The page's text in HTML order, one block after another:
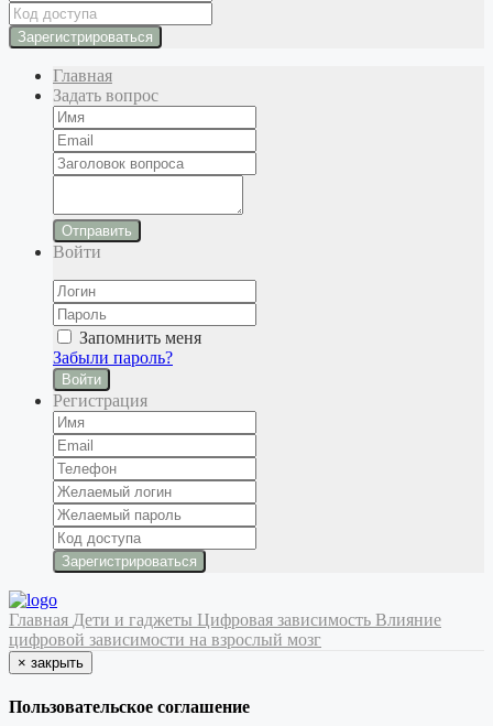
Главная
Задать вопрос
Отправить
Войти
Запомнить меня
Забыли пароль?
Войти
Регистрация
Главная Дети и гаджеты Цифровая зависимость Влияние
цифровой зависимости на взрослый мозг
× закрыть
Пользовательское соглашение